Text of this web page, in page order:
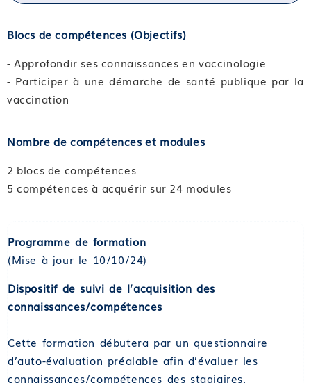
Blocs de compétences (Objectifs)
- Approfondir ses connaissances en vaccinologie
- Participer à une démarche de santé publique par la
vaccination
Nombre de compétences et modules
2 blocs de compétences
5 compétences à acquérir sur 24 modules
Programme de formation
(Mise à jour le 10/10/24)
Dispositif de suivi de l’acquisition des
connaissances/compétences
Cette formation débutera par un questionnaire
d’auto-évaluation préalable afin d’évaluer les
connaissances/compétences des stagiaires.